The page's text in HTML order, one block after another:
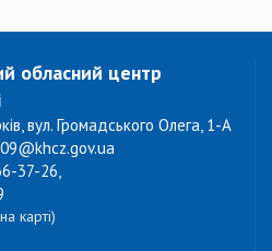
обласний центр
вул. Громадського Олега, 1-А
37-26,
карті)